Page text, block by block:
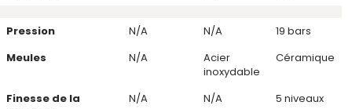
Pression N/A N/A
19 bars
Meules
N/A
Acier
inoxydable
Céramique
Finesse de la
N/A N/A 5 niveaux